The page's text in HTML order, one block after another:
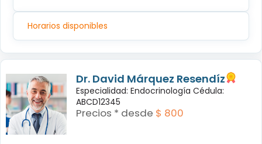
Horarios disponibles
Dr. David Márquez Resendíz
Especialidad: Endocrinología Cédula:
ABCD12345
Precios * desde $ 800